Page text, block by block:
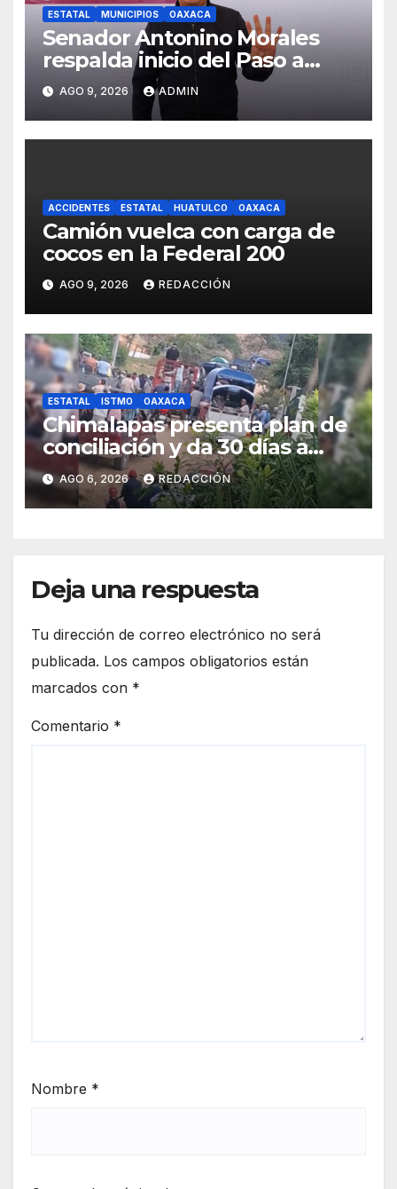
ESTATAL MUNICIPIOS OAXACA
Senador Antonino Morales
respalda inicio del Paso a
Desnivel Monumento a
Juárez
AGO 9, 2026 ADMIN
ACCIDENTES ESTATAL HUATULCO OAXACA
Camión vuelca con carga de
cocos en la Federal 200
AGO 9, 2026 REDACCIÓN
ESTATAL ISTMO OAXACA
Chimalapas presenta plan de
conciliación y da 30 días a
ejidos chiapanecos para
definir situación territorial
AGO 6, 2026 REDACCIÓN
Deja una respuesta
Tu dirección de correo electrónico no será
publicada. Los campos obligatorios están
marcados con *
Comentario *
Nombre *